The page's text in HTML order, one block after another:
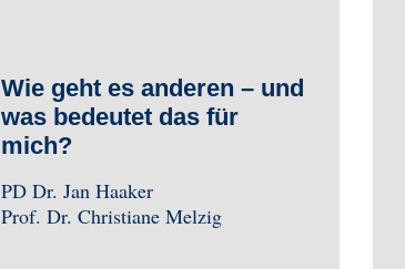
Wie geht es anderen – und
was bedeutet das für
mich?
PD Dr. Jan Haaker
Prof. Dr. Christiane Melzig